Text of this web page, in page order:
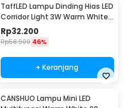
TaffLED Lampu Dinding Hias LED
Corridor Light 3W Warm White
3000K - F0011
Rp32.200
Rp58.900 46%
+ Keranjang
CANSHUO Lampu Mini LED